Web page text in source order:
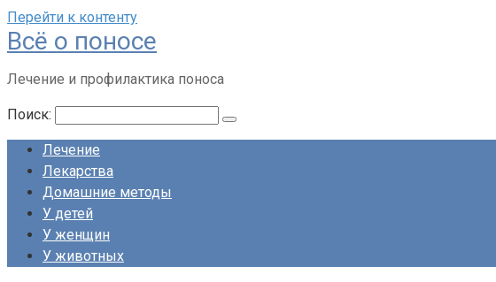
Перейти к контенту
Всё о поносе
Лечение и профилактика поноса
Поиск:
Лечение
Лекарства
Домашние методы
У детей
У женщин
У животных